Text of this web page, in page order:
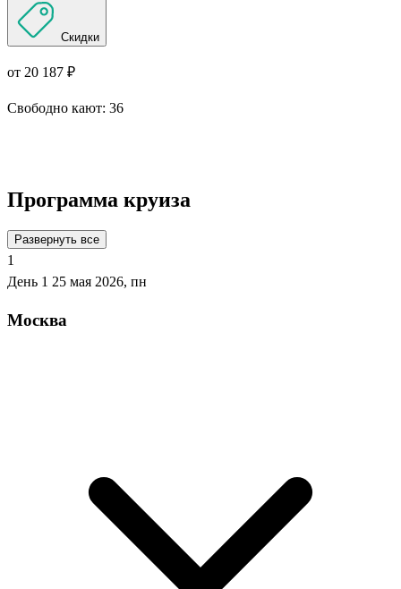
Скидки
от 20 187 ₽
Свободно кают: 36
Программа круиза
Развернуть все
1
День 1 25 мая 2026, пн
Москва